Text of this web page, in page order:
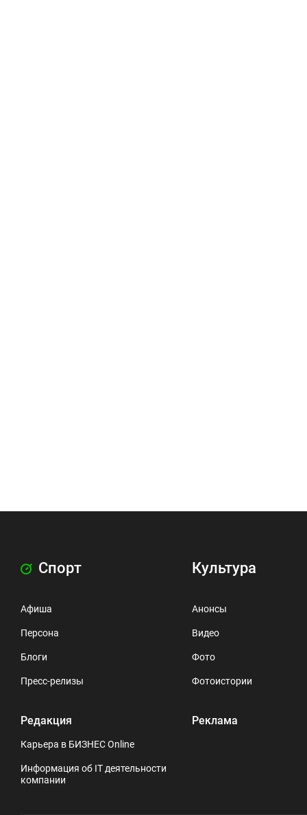
Спорт
Афиша
Персона
Блоги
Пресс-релизы
Редакция
Карьера в БИЗНЕС Online
Информация об IT деятельности
компании
Культура
Анонсы
Видео
Фото
Фотоистории
Реклама